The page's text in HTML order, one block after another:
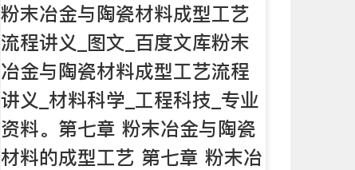
粉末冶金与陶瓷材料成型工艺
流程讲义_图文_百度文库粉末
冶金与陶瓷材料成型工艺流程
讲义_材料科学_工程科技_专业
资料。第七章 粉末冶金与陶瓷
材料的成型工艺 第七章 粉末冶